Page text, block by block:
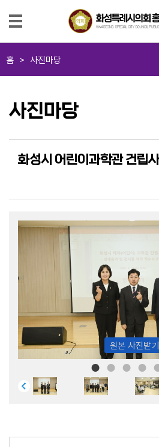
사
진
당
마
의
회
소
식
홈 > 사진마당
사진마당
화성시 어린이과학관 건립
원본 사진받기